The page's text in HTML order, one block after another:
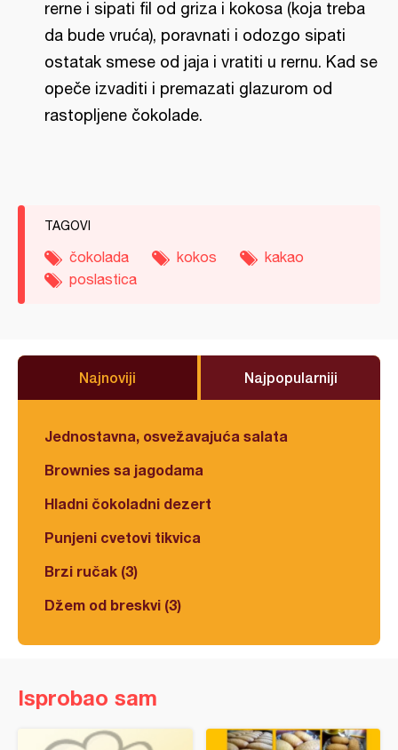
rerne i sipati fil od griza i kokosa (koja treba
da bude vruća), poravnati i odozgo sipati
ostatak smese od jaja i vratiti u rernu. Kad se
opeče izvaditi i premazati glazurom od
rastopljene čokolade.
TAGOVI
čokolada kokos
kakao
poslastica
Najnoviji Najpopularniji
Jednostavna, osvežavajuća salata
Brownies sa jagodama
Hladni čokoladni dezert
Punjeni cvetovi tikvica
Brzi ručak (3)
Džem od breskvi (3)
Isprobao sam